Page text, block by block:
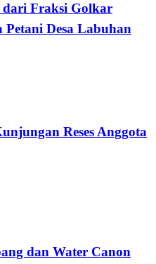
Fraksi Golkar
Desa Labuhan
Reses Anggota
dan Water Canon